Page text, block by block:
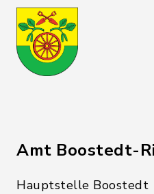
Amt Boostedt-
Hauptstelle Boostedt